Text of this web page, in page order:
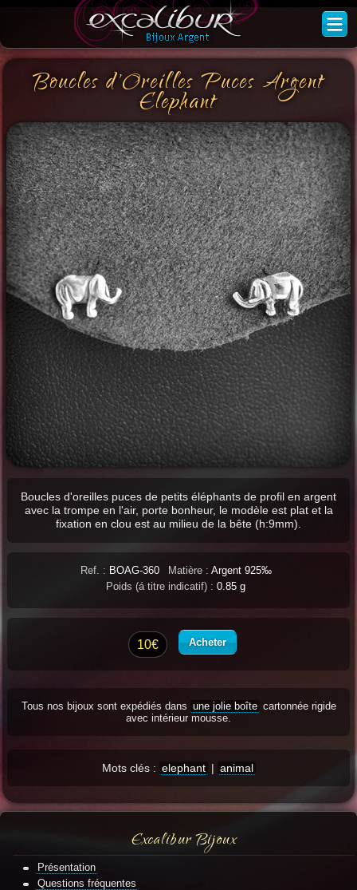
Boucles d'Oreilles Puces Argent
Elephant
Boucles d'oreilles puces de petits éléphants de profil en argent
avec la trompe en l'air, porte bonheur, le modèle est plat et la
fixation en clou est au milieu de la bête (h:9mm).
Ref. : BOAG-360 Matière : Argent 925‰
Poids (á titre indicatif) : 0.85 g
10€ Acheter
Tous nos bijoux sont expédiés dans une jolie boîte cartonnée rigide
avec intérieur mousse.
Mots clés : elephant | animal
Excalibur Bijoux
Présentation
Questions fréquentes